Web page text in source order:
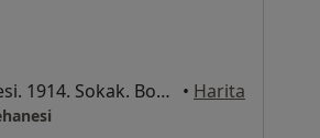
Güvenevler Mahallesi. 1914. Sokak. Bospoint İş Merkezi A Blok Kat:2, Mersin • Harita